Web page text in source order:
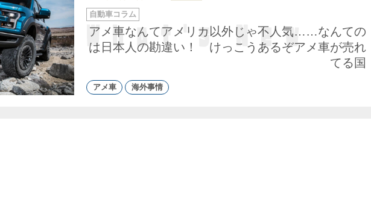
アメ車なんてアメリカ以外じゃ不人気……なんての
は日本人の勘違い！ けっこうあるぞアメ車が売れ
てる国
カ
テ
ゴ
リ
ー
自動車コラム
アメ車 海外事情